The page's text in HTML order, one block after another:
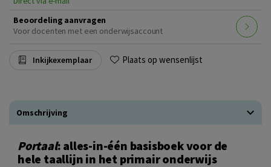
Beoordeling aanvragen
Voor docenten met een onderwijsaccount
Inkijkexemplaar Plaats op wensenlijst
Omschrijving
Portaal: alles-in-één basisboek voor de
hele taallijn in het primair onderwijs